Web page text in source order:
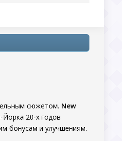
сюжетом. New
20-х годов
бонусам и улучшениям.